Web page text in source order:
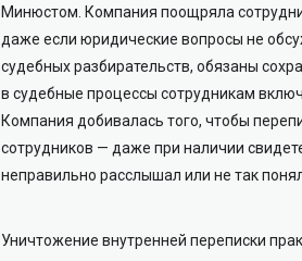
Минюстом. Компания поощряла
даже если юридические вопросы не
судебных разбирательств, обязаны
в судебные процессы сотрудникам
Компания добивалась того, чтобы
сотрудников — даже при наличии
неправильно расслышал или не так
Уничтожение внутренней переписки